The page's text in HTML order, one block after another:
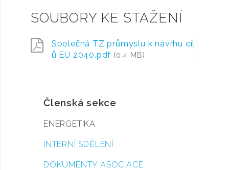
SOUBORY KE STAŽENÍ
Společná TZ průmyslu k návrhu cíl
ů EU 2040.pdf (0,4 MB)
Členská sekce
ENERGETIKA
INTERNÍ SDĚLENÍ
DOKUMENTY ASOCIACE